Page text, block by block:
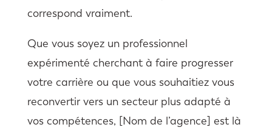
correspond vraiment.
Que vous soyez un professionnel
expérimenté cherchant à faire progresser
votre carrière ou que vous souhaitiez vous
reconvertir vers un secteur plus adapté à
vos compétences, [Nom de l’agence] est là